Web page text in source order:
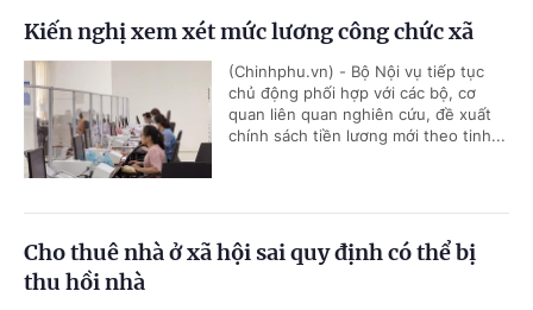
Kiến nghị xem xét mức lương công chức xã
(Chinhphu.vn) - Bộ Nội vụ tiếp tục
chủ động phối hợp với các bộ, cơ
quan liên quan nghiên cứu, đề xuất
chính sách tiền lương mới theo tinh...
Cho thuê nhà ở xã hội sai quy định có thể bị
thu hồi nhà